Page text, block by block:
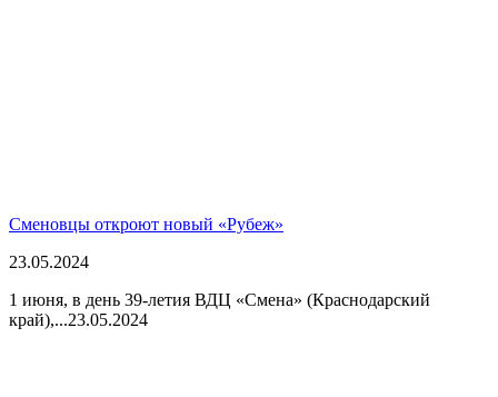
Сменовцы откроют новый «Рубеж»
23.05.2024
1 июня, в день 39-летия ВДЦ «Смена» (Краснодарский
край),...23.05.2024